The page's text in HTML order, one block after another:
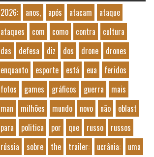
2026: anos, após atacam
ataque
ataques
com como contra
cultura
das
defesa diz dos drone
drones
enquanto
esporte está eua
feridos
fotos
games gráficos guerra
mais
man
milhões mundo novo não
oblast
para
politica por que russo
russos
rússia
sobre the trailer: ucrânia:
uma